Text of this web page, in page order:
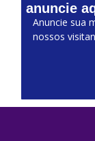
anuncie
Anuncie sua
nossos